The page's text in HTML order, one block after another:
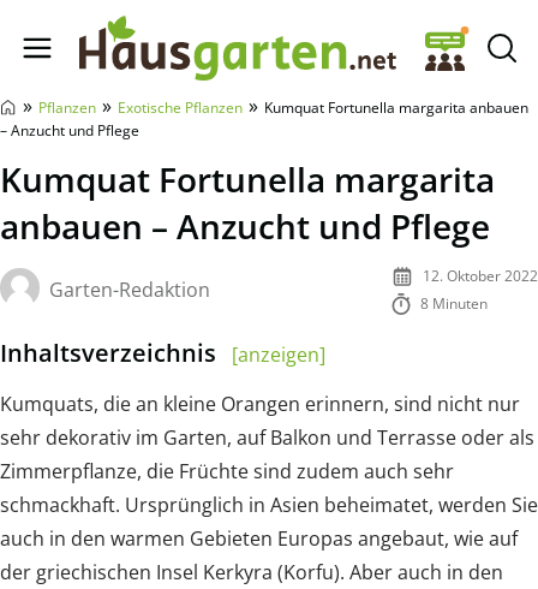
Hausgarten.net
» Pflanzen » Exotische Pflanzen » Kumquat Fortunella margarita anbauen
– Anzucht und Pflege
Kumquat Fortunella margarita
anbauen – Anzucht und Pflege
Garten-Redaktion
12. Oktober 2022
8 Minuten
Inhaltsverzeichnis
[anzeigen]
Kumquats, die an kleine Orangen erinnern, sind nicht nur
sehr dekorativ im Garten, auf Balkon und Terrasse oder als
Zimmerpflanze, die Früchte sind zudem auch sehr
schmackhaft. Ursprünglich in Asien beheimatet, werden Sie
auch in den warmen Gebieten Europas angebaut, wie auf
der griechischen Insel Kerkyra (Korfu). Aber auch in den